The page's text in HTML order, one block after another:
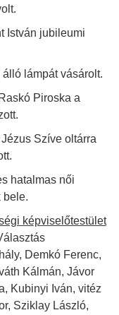
István jubileumi
lámpát vásárolt.
Piroska a
Szíve oltárra
hatalmas női
bele.
képviselőtestület
Demkó Ferenc,
Kálmán, Jávor
Kubinyi Iván, vitéz
Sziklay László,